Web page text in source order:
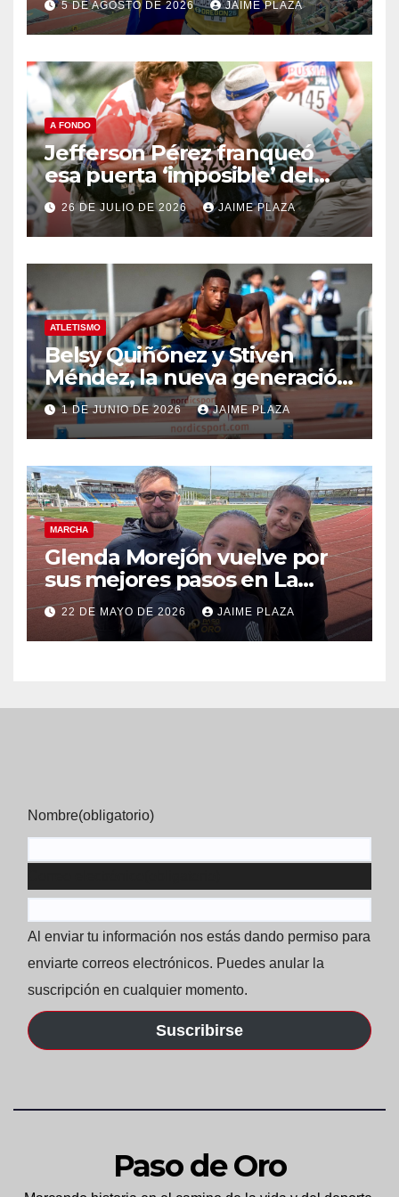
5 DE AGOSTO DE 2026 JAIME PLAZA
A FONDO
Jefferson Pérez franqueó
esa puerta ‘imposible’ del
Olimpo hace 30 años
26 DE JULIO DE 2026 JAIME PLAZA
ATLETISMO
Belsy Quiñónez y Stiven
Méndez, la nueva generación
del atletismo
1 DE JUNIO DE 2026 JAIME PLAZA
MARCHA
Glenda Morejón vuelve por
sus mejores pasos en La
Coruña
22 DE MAYO DE 2026 JAIME PLAZA
Nombre(obligatorio)
Al enviar tu información nos estás dando permiso para
enviarte correos electrónicos. Puedes anular la
suscripción en cualquier momento.
Suscribirse
Paso de Oro